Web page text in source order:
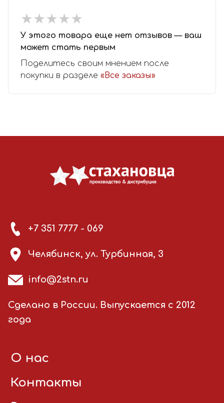
★★★★★
★★★★★
У этого товара еще нет отзывов — ваш
может стать первым
Поделитесь своим мнением после
покупки в разделе «Все заказы»
+7 351 7777 - 069
Челябинск, ул. Турбинная, 3
info@2stn.ru
Сделано в России. Выпускается с 2012
года
О нас
Контакты